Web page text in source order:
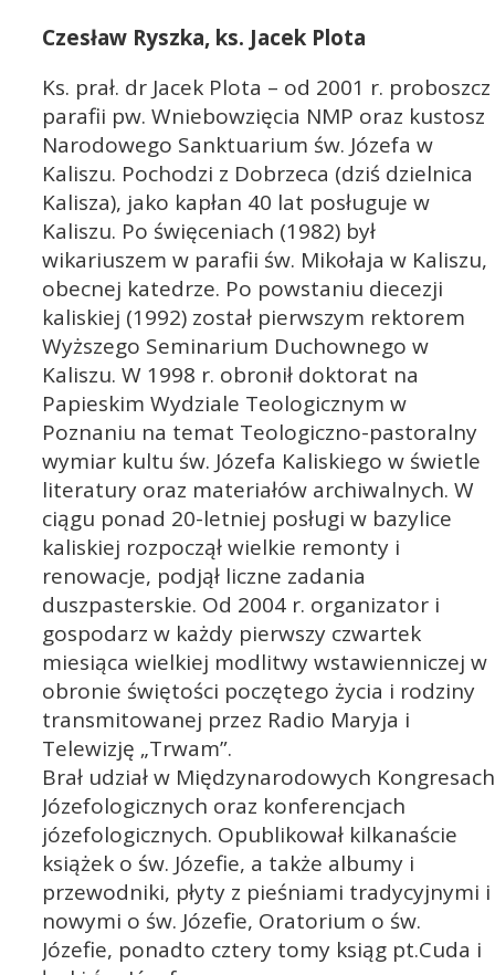
Czesław Ryszka, ks. Jacek Plota
Ks. prał. dr Jacek Plota – od 2001 r. proboszcz
parafii pw. Wniebowzięcia NMP oraz kustosz
Narodowego Sanktuarium św. Józefa w
Kaliszu. Pochodzi z Dobrzeca (dziś dzielnica
Kalisza), jako kapłan 40 lat posługuje w
Kaliszu. Po święceniach (1982) był
wikariuszem w parafii św. Mikołaja w Kaliszu,
obecnej katedrze. Po powstaniu diecezji
kaliskiej (1992) został pierwszym rektorem
Wyższego Seminarium Duchownego w
Kaliszu. W 1998 r. obronił doktorat na
Papieskim Wydziale Teologicznym w
Poznaniu na temat Teologiczno-pastoralny
wymiar kultu św. Józefa Kaliskiego w świetle
literatury oraz materiałów archiwalnych. W
ciągu ponad 20-letniej posługi w bazylice
kaliskiej rozpoczął wielkie remonty i
renowacje, podjął liczne zadania
duszpasterskie. Od 2004 r. organizator i
gospodarz w każdy pierwszy czwartek
miesiąca wielkiej modlitwy wstawienniczej w
obronie świętości poczętego życia i rodziny
transmitowanej przez Radio Maryja i
Telewizję „Trwam”.
Brał udział w Międzynarodowych Kongresach
Józefologicznych oraz konferencjach
józefologicznych. Opublikował kilkanaście
książek o św. Józefie, a także albumy i
przewodniki, płyty z pieśniami tradycyjnymi i
nowymi o św. Józefie, Oratorium o św.
Józefie, ponadto cztery tomy ksiąg pt.Cuda i